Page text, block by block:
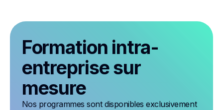
Formation intra-
entreprise sur
mesure
Nos programmes sont disponibles exclusivement